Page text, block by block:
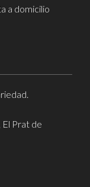
a domicilio
El Prat de